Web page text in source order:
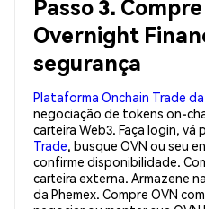
Passo 3.
Overnight
segurança
Plataforma Onchain Trade da
negociação de tokens on-
carteira Web3. Faça login, vá
Trade, busque OVN ou seu
confirme disponibilidade.
carteira externa. Armazene
da Phemex. Compre OVN